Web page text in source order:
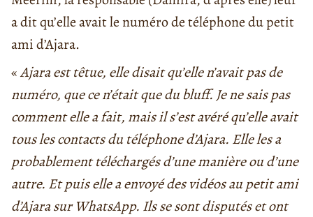
a dit qu’elle avait le numéro de téléphone du petit
ami d’Ajara.
«Ajara est têtue, elle disait qu’elle n’avait pas de
numéro, que ce n’était que du bluff. Je ne sais pas
comment elle a fait, mais il s’est avéré qu’elle avait
tous les contacts du téléphone d’Ajara. Elle les a
probablement téléchargés d’une manière ou d’une
autre. Et puis elle a envoyé des vidéos au petit ami
d’Ajara sur WhatsApp. Ils se sont disputés et ont